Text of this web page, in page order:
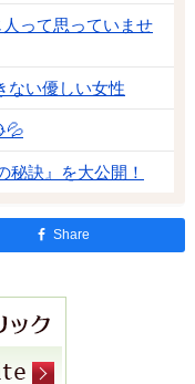
って思っていませ
ない優しい女性
秘訣』を大公開！
Share